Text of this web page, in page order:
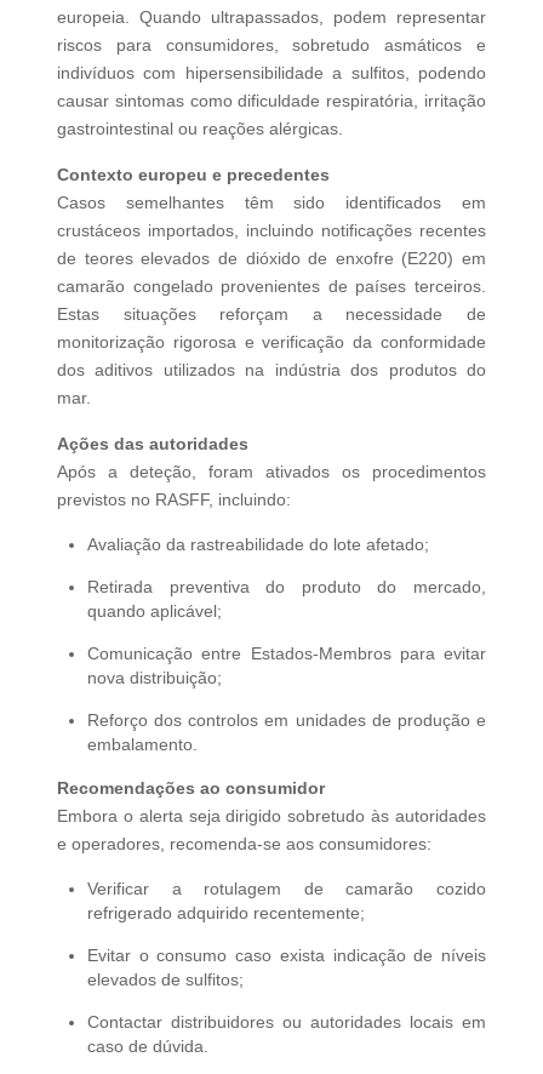
europeia. Quando ultrapassados, podem representar
riscos para consumidores, sobretudo asmáticos e
indivíduos com hipersensibilidade a sulfitos, podendo
causar sintomas como dificuldade respiratória, irritação
gastrointestinal ou reações alérgicas.
Contexto europeu e precedentes
Casos semelhantes têm sido identificados em
crustáceos importados, incluindo notificações recentes
de teores elevados de dióxido de enxofre (E220) em
camarão congelado provenientes de países terceiros.
Estas situações reforçam a necessidade de
monitorização rigorosa e verificação da conformidade
dos aditivos utilizados na indústria dos produtos do
mar.
Ações das autoridades
Após a deteção, foram ativados os procedimentos
previstos no RASFF, incluindo:
Avaliação da rastreabilidade do lote afetado;
Retirada preventiva do produto do mercado,
quando aplicável;
Comunicação entre Estados‑Membros para evitar
nova distribuição;
Reforço dos controlos em unidades de produção e
embalamento.
Recomendações ao consumidor
Embora o alerta seja dirigido sobretudo às autoridades
e operadores, recomenda‑se aos consumidores:
Verificar a rotulagem de camarão cozido
refrigerado adquirido recentemente;
Evitar o consumo caso exista indicação de níveis
elevados de sulfitos;
Contactar distribuidores ou autoridades locais em
caso de dúvida.